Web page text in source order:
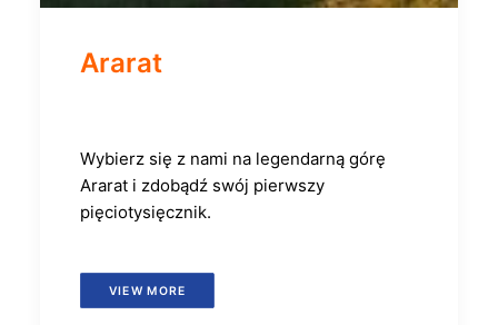
Ararat
Wybierz się z nami na legendarną górę
Ararat i zdobądź swój pierwszy
pięciotysięcznik.
VIEW MORE